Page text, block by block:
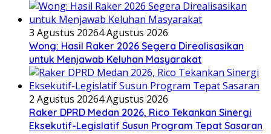
3 Agustus 20264 Agustus 2026
Wong: Hasil Raker 2026 Segera Direalisasikan
untuk Menjawab Keluhan Masyarakat
2 Agustus 20264 Agustus 2026
Raker DPRD Medan 2026, Rico Tekankan Sinergi
Eksekutif-Legislatif Susun Program Tepat Sasaran